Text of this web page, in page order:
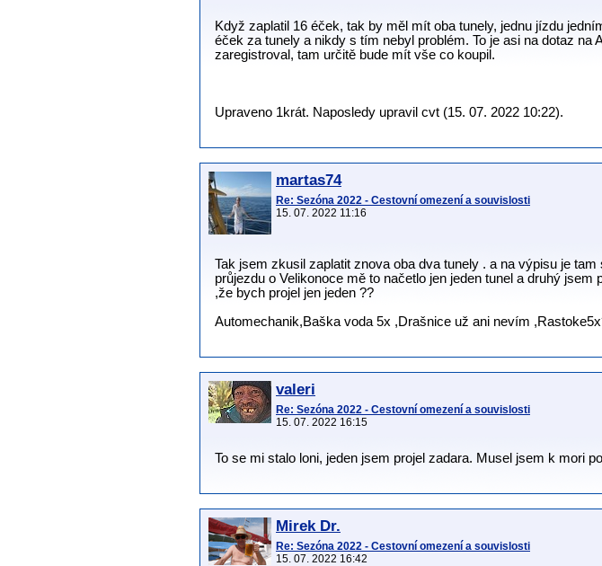
Když zaplatil 16 éček, tak by měl mít oba tunely, jednu jízdu
éček za tunely a nikdy s tím nebyl problém. To je asi na dotaz
zaregistroval, tam určitě bude mít vše co koupil.
Upraveno 1krát. Naposledy upravil cvt (15. 07. 2022 10:22).
martas74
Re: Sezóna 2022 - Cestovní omezení a souvislosti
15. 07. 2022 11:16
Tak jsem zkusil zaplatit znova oba dva tunely . a na výpisu je
průjezdu o Velikonoce mě to načetlo jen jeden tunel a druhý
,že bych projel jen jeden ??
Automechanik,Baška voda 5x ,Drašnice už ani nevím
valeri
Re: Sezóna 2022 - Cestovní omezení a souvislosti
15. 07. 2022 16:15
To se mi stalo loni, jeden jsem projel zadara. Musel jsem k mori
Mirek Dr.
Re: Sezóna 2022 - Cestovní omezení a souvislosti
15. 07. 2022 16:42